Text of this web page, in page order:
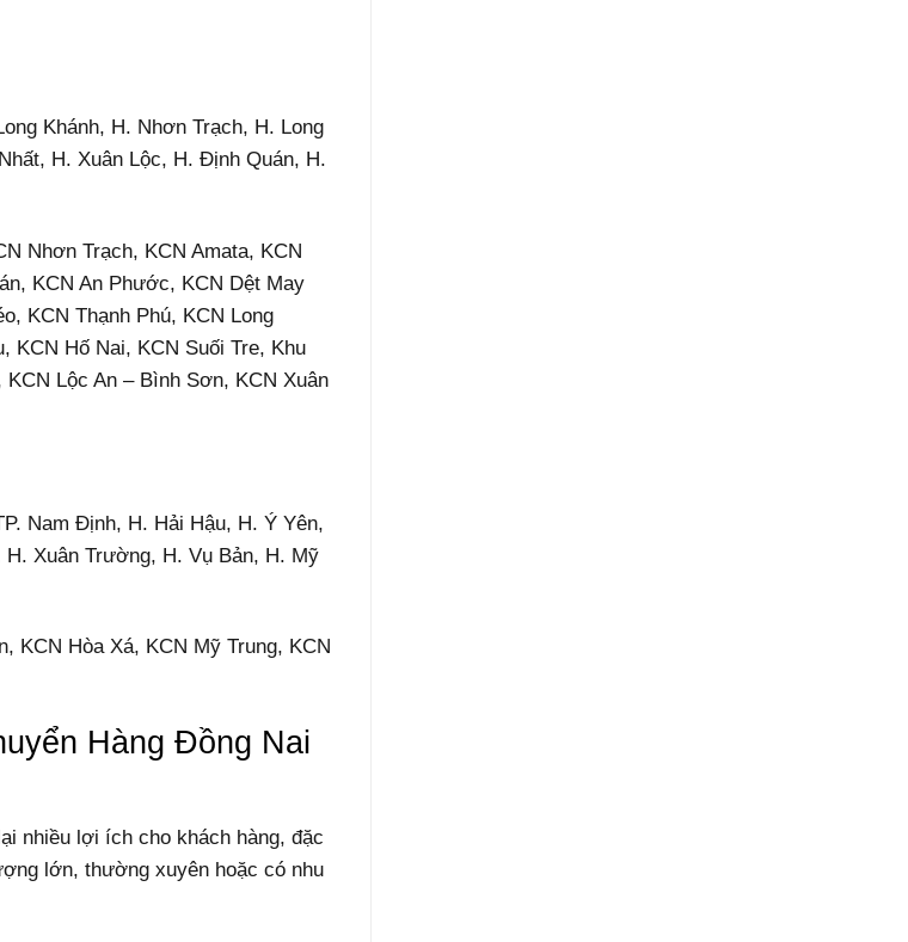
Khánh, H. Nhơn Trạch, H. Long
H. Xuân Lộc, H. Định Quán, H.
Nhơn Trạch, KCN Amata, KCN
KCN An Phước, KCN Dệt May
KCN Thạnh Phú, KCN Long
KCN Hố Nai, KCN Suối Tre, Khu
Lộc An – Bình Sơn, KCN Xuân
Nam Định, H. Hải Hậu, H. Ý Yên,
Xuân Trường, H. Vụ Bản, H. Mỹ
KCN Hòa Xá, KCN Mỹ Trung, KCN
Hàng Đồng Nai
nhiều lợi ích cho khách hàng, đặc
lớn, thường xuyên hoặc có nhu